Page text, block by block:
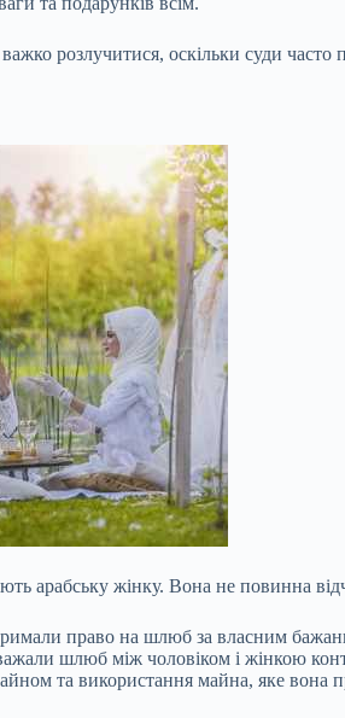
розлучитися, оскільки суди
арабську жінку. Вона не повинна
право на шлюб за власним
шлюб між чоловіком і жінкою
та використання майна, яке вона